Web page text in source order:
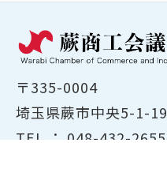
〒335-0004
埼玉県蕨市中央5-1-19
TEL ： 048-432-2655